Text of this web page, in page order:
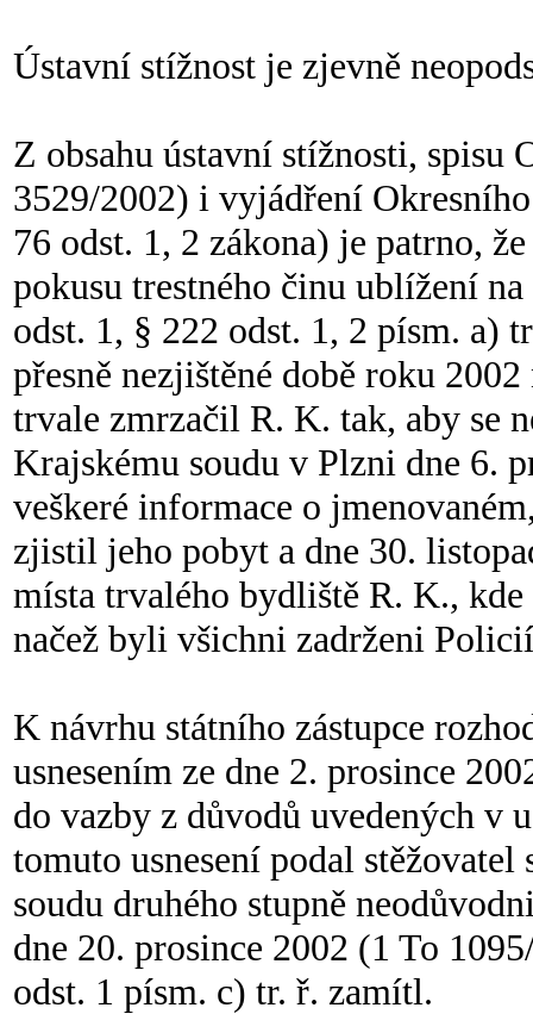
Ústavní stížnost je zjevně
Z obsahu ústavní stížnosti, spisu
3529/2002) i vyjádření
76 odst. 1, 2 zákona) je patrno,
pokusu trestného činu ublížení
odst. 1, § 222 odst. 1, 2 písm. a)
přesně nezjištěné době roku
trvale zmrzačil R. K. tak, aby se
Krajskému soudu v Plzni dne 6.
veškeré informace o
zjistil jeho pobyt a dne 30.
místa trvalého bydliště R. K.,
načež byli všichni zadrženi
K návrhu státního zástupce
usnesením ze dne 2. prosince
do vazby z důvodů uvedených v
tomuto usnesení podal
soudu druhého stupně
dne 20. prosince 2002 (1 To
odst. 1 písm. c) tr. ř. zamítl.